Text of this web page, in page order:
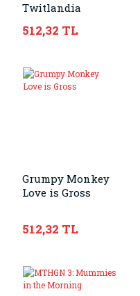
Twitlandia
512,32 TL
Grumpy Monkey
Love is Gross
512,32 TL